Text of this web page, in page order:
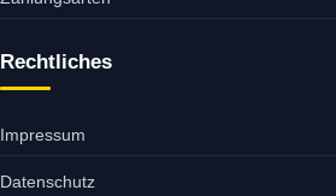
Rechtliches
Impressum
Datenschutz